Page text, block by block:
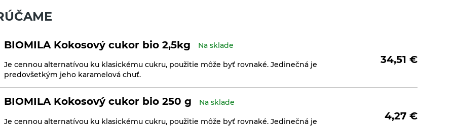
BIOMILA Kokosový cukor bio 2,5kg Na sklade
Je cennou alternatívou ku klasickému cukru, použitie môže byť rovnaké. Jedinečná je
predovšetkým jeho karamelová chuť.
34,51 €
BIOMILA Kokosový cukor bio 250 g Na sklade
Je cennou alternatívou ku klasickému cukru, použitie môže byť rovnaké. Jedinečná je
4,27 €